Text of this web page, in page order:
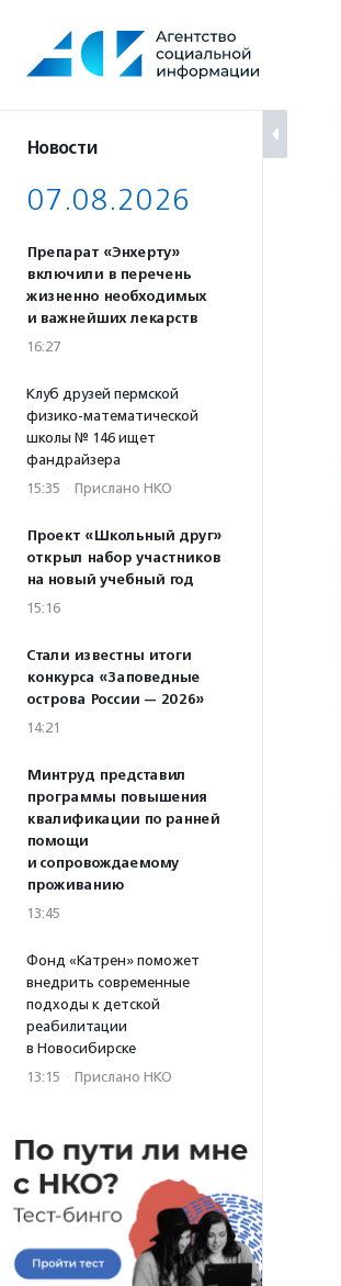
содержанию
Новости
07.08.2026
Препарат «Энхерту»
включили в перечень
жизненно необходимых
и важнейших лекарств
16:27
Клуб друзей пермской
физико-математической
школы № 146 ищет
фандрайзера
15:35 · Прислано НКО
Проект «Школьный друг»
открыл набор участников
на новый учебный год
15:16
Стали известны итоги
конкурса «Заповедные
острова России — 2026»
14:21
Минтруд представил
программы повышения
квалификации по ранней
помощи
и сопровождаемому
проживанию
13:45
Фонд «Катрен» поможет
внедрить современные
подходы к детской
реабилитации
в Новосибирске
13:15 · Прислано НКО